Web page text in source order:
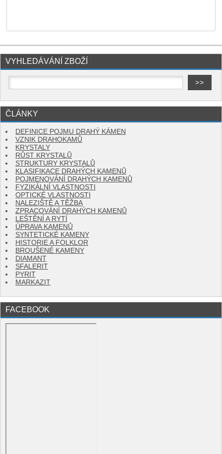
VYHLEDÁVÁNÍ ZBOŽÍ
ČLÁNKY
DEFINICE POJMU DRAHÝ KÁMEN
VZNIK DRAHOKAMŮ
KRYSTALY
RŮST KRYSTALŮ
STRUKTURY KRYSTALŮ
KLASIFIKACE DRAHÝCH KAMENŮ
POJMENOVÁNÍ DRAHÝCH KAMENŮ
FYZIKÁLNÍ VLASTNOSTI
OPTICKÉ VLASTNOSTI
NALEZIŠTĚ A TĚŽBA
ZPRACOVÁNÍ DRAHÝCH KAMENŮ
LEŠTĚNÍ A RYTÍ
ÚPRAVA KAMENŮ
SYNTETICKÉ KAMENY
HISTORIE A FOLKLOR
BROUŠENÉ KAMENY
DIAMANT
SFALERIT
PYRIT
MARKAZIT
FACEBOOK